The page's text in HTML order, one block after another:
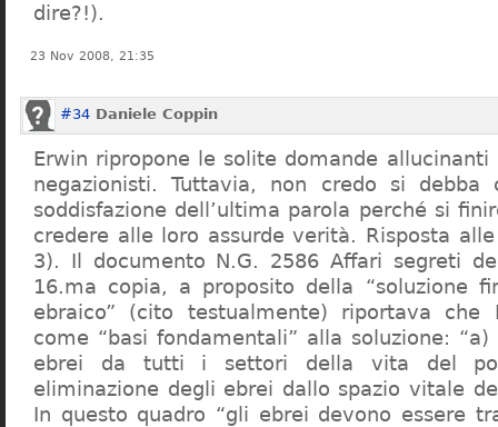
dire?!).
23 Nov 2008, 21:35
#34 Daniele Coppin
Erwin ripropone le solite domande
negazionisti. Tuttavia, non credo si debba
soddisfazione dell’ultima parola perché si
credere alle loro assurde verità. Risposta
3). Il documento N.G. 2586 Affari segreti
16.ma copia, a proposito della “soluzione
ebraico” (cito testualmente) riportava che
come “basi fondamentali” alla soluzione:
ebrei da tutti i settori della vita del
eliminazione degli ebrei dallo spazio vitale
In questo quadro “gli ebrei devono essere